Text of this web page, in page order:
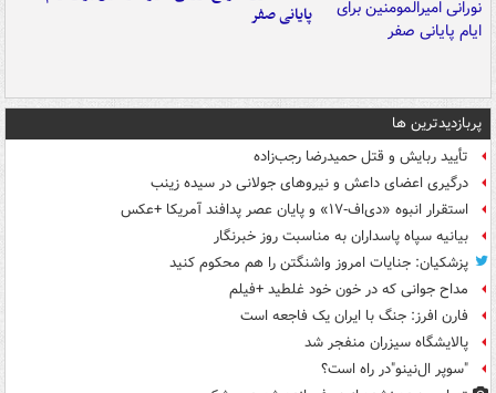
پایانی صفر
پربازدیدترین ها
تأیید ربایش و قتل حمیدرضا رجب‌زاده
درگیری اعضای داعش و نیروهای جولانی در سیده زینب
استقرار انبوه «دی‌اف‑۱۷» و پایان عصر پدافند آمریکا +عکس
بیانیه سپاه پاسداران به مناسبت روز خبرنگار
پزشکیان: جنایات امروز واشنگتن را هم محکوم کنید
مداح جوانی که در خون خود غلطید +فیلم
فارن افرز: جنگ با ایران یک فاجعه است
پالایشگاه سیزران منفجر شد
"سوپر ال‌نینو"در راه است؟